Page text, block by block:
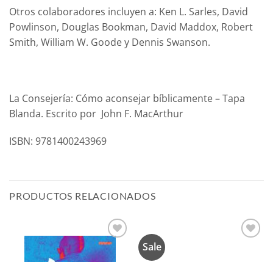
Otros colaboradores incluyen a: Ken L. Sarles, David
Powlinson, Douglas Bookman, David Maddox, Robert
Smith, William W. Goode y Dennis Swanson.
La Consejería: Cómo aconsejar bíblicamente – Tapa
Blanda. Escrito por John F. MacArthur
ISBN: 9781400243969
PRODUCTOS RELACIONADOS
Añadir
Sale